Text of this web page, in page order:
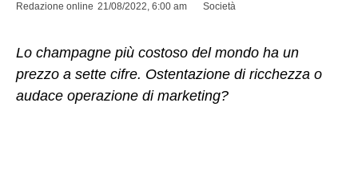
Redazione online 21/08/2022, 6:00 am Società
Lo champagne più costoso del mondo ha un
prezzo a sette cifre. Ostentazione di ricchezza o
audace operazione di marketing?